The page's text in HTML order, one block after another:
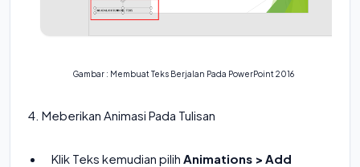
Gambar : Membuat Teks Berjalan Pada PowerPoint 2016
4. Meberikan Animasi Pada Tulisan
Klik Teks kemudian pilih Animations > Add